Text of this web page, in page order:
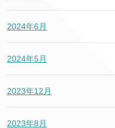
2024年6月
2024年5月
2023年12月
2023年8月